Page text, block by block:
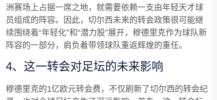
洲赛场上占据一席之地，就需要依赖一支由年轻天才球
员组成的阵容。因此，切尔西未来的转会政策很可能继
续围绕着“年轻化”和“潜力股”展开，穆德里克作为球队新
阵容的一部分，肩负着带领球队重返辉煌的重任。
4、这一转会对足坛的未来影响
穆德里克的1亿欧元转会费，不仅刷新了切尔西的转会纪